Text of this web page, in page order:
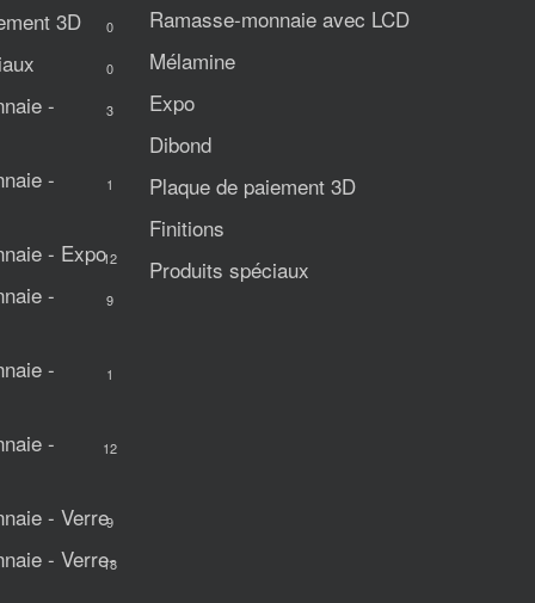
3D 0
0
-
3
-
1
- Expo12
-
9
-
1
-
12
- Verre9
- Verre-
18
Ramasse-monnaie avec LCD
Mélamine
Expo
Dibond
Plaque de paiement 3D
Finitions
Produits spéciaux